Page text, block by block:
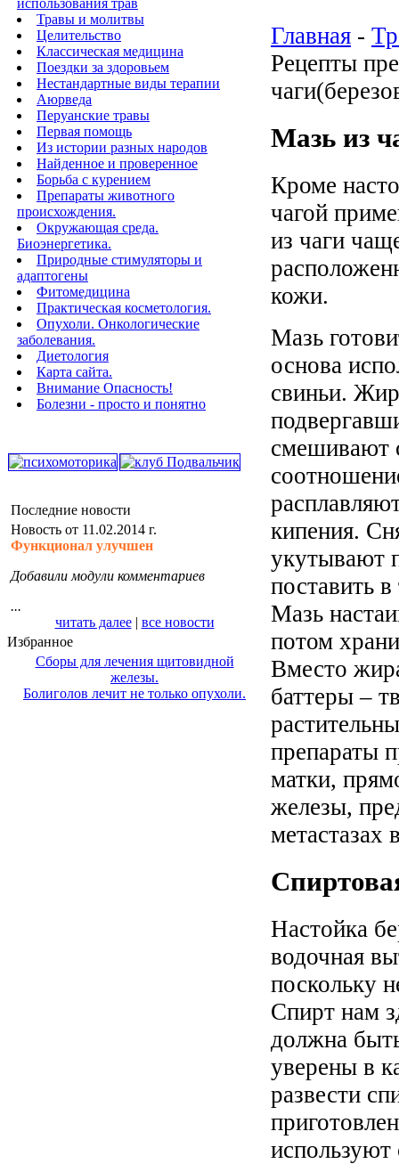
использования трав
Травы и молитвы
Целительство
Классическая медицина
Поездки за здоровьем
Нестандартные виды терапии
Аюрведа
Перуанские травы
Первая помощь
Из истории разных народов
Найденное и проверенное
Борьба с курением
Препараты животного
происхождения.
Окружающая среда.
Биоэнергетика.
Природные стимуляторы и
адаптогены
Фитомедицина
Практическая косметология.
Опухоли. Онкологические
заболевания.
Диетология
Карта сайта.
Внимание Опасность!
Болезни - просто и понятно
Последние новости
Новость от 11.02.2014 г.
Функционал улучшен
Добавили модули комментариев
...
читать далее| все новости
Избранное
Сборы для лечения щитовидной
железы.
Болиголов лечит не только опухоли.
Главная -
Рецепты
Мазь из
Кроме
чагой
из чаги
кожи.
Мазь
основа
свиньи.
смешивают
кипения.
укутывают
поставить
Мазь
потом
Вместо
баттеры –
препараты
матки,
железы,
метастазах
Настойка
водочная
поскольку
Спирт нам
должна
уверены в
развести